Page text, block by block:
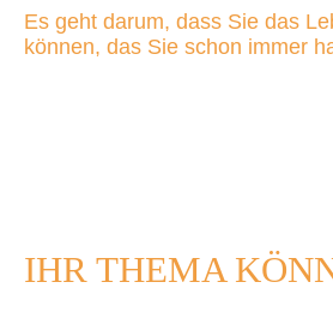
Es geht darum, dass Sie das
können, das Sie schon immer
IHR THEMA